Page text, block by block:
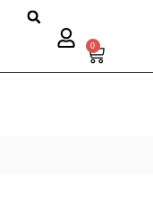
0